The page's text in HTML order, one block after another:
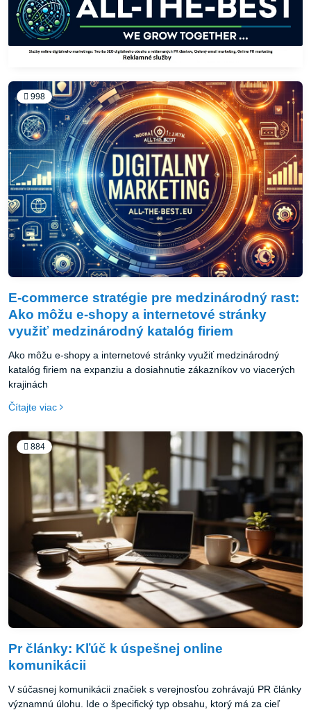
998
E-commerce stratégie pre medzinárodný rast:
Ako môžu e-shopy a internetové stránky
využiť medzinárodný katalóg firiem
Ako môžu e-shopy a internetové stránky využiť medzinárodný
katalóg firiem na expanziu a dosiahnutie zákazníkov vo viacerých
krajinách
Čítajte viac
884
Pr články: Kľúč k úspešnej online
komunikácii
V súčasnej komunikácii značiek s verejnosťou zohrávajú PR články
významnú úlohu. Ide o špecifický typ obsahu, ktorý má za cieľ